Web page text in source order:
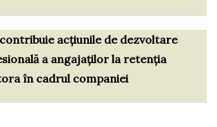
acțiunile de dezvoltare
a angajaților la retenția
în cadrul companiei